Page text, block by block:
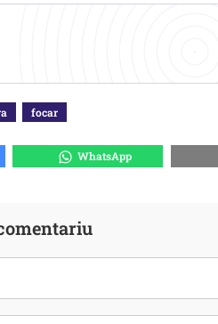
focar
WhatsApp